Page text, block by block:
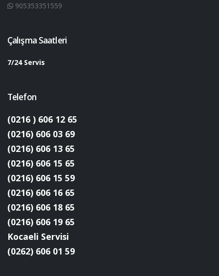
905353351559
Çalışma Saatleri
7/24 Servis
Telefon
(0216 ) 606 12 65
(0216) 606 03 69
(0216) 606 13 65
(0216) 606 15 65
(0216) 606 15 59
(0216) 606 16 65
(0216) 606 18 65
(0216) 606 19 65
Kocaeli Servisi
(0262) 606 01 59